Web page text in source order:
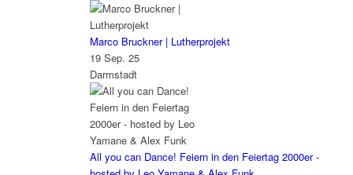
Marco Bruckner | Lutherprojekt
19 Sep. 25
Darmstadt
All you can Dance! Feiern in den Feiertag 2000er -